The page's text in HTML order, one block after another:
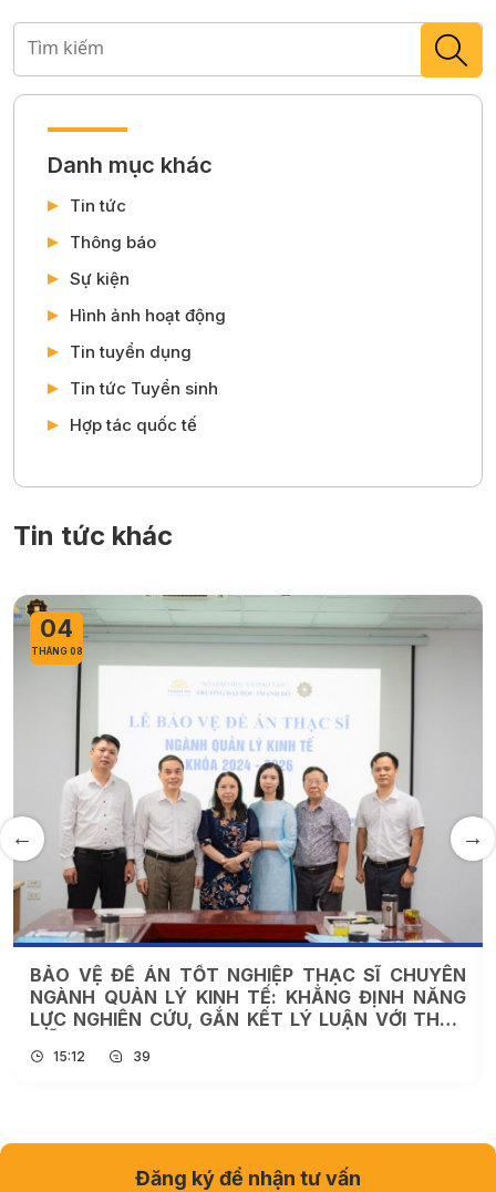
Danh mục khác
Tin tức
Thông báo
Sự kiện
Hình ảnh hoạt động
Tin tuyển dụng
Tin tức Tuyển sinh
Hợp tác quốc tế
Tin tức khác
04
THÁNG 08
BẢO VỆ ĐỀ ÁN TỐT NGHIỆP THẠC SĨ CHUYÊN
NGÀNH QUẢN LÝ KINH TẾ: KHẲNG ĐỊNH NĂNG
LỰC NGHIÊN CỨU, GẮN KẾT LÝ LUẬN VỚI THỰC
15:12 39
Đăng ký để nhận tư vấn